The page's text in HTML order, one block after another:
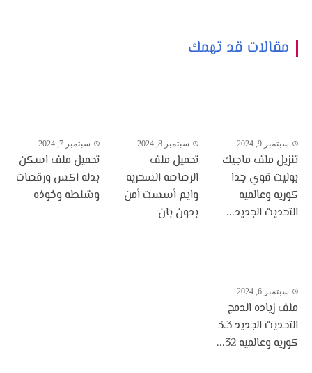
مقالات قد تهمك
سبتمبر 9, 2024
تنزيل ملف ماجيك
بوليت قوي جدا
كوريه وعالميه
التحديث الجديد...
سبتمبر 8, 2024
تحميل ملف
الرصاصه السحريه
وايم أسست أمن
بدون بان
سبتمبر 7, 2024
تحميل ملف اسكن
بدله اكس ورقصات
وشنطه وخوذه
سبتمبر 6, 2024
ملف زياده الدمج
التحديث الجديد 3.3
كوريه وعالميه 32...